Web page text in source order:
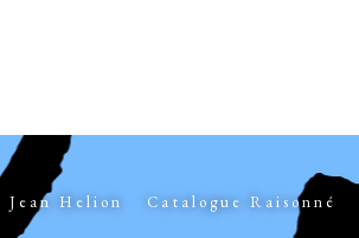
Jean Helion Catalogue Raisonné